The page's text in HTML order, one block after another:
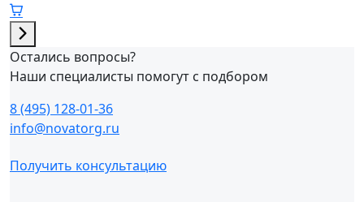
Остались вопросы?
Наши специалисты помогут с подбором
8 (495) 128-01-36
info@novatorg.ru
Получить консультацию